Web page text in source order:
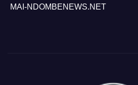
MAI-NDOMBENEWS.NET